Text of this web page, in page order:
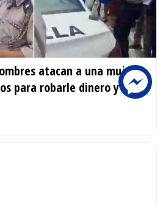
atacan a una mujer
para robarle dinero y un